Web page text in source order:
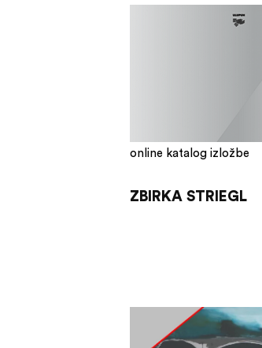
online katalog izložbe
ZBIRKA STRIEGL